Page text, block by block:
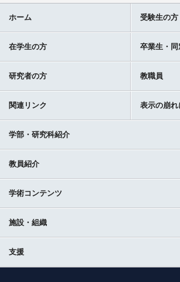
ホーム 受験生の方
在学生の方 卒業生・
研究者の方 教職員
関連リンク 表示の崩れ
学部・研究科紹介
教員紹介
学術コンテンツ
施設・組織
支援